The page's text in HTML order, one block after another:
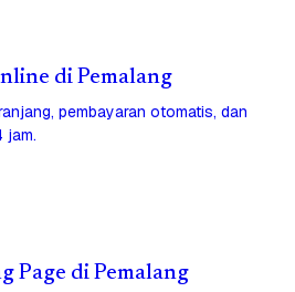
di Pemalang
pembayaran otomatis, dan
jam.
Page di Pemalang